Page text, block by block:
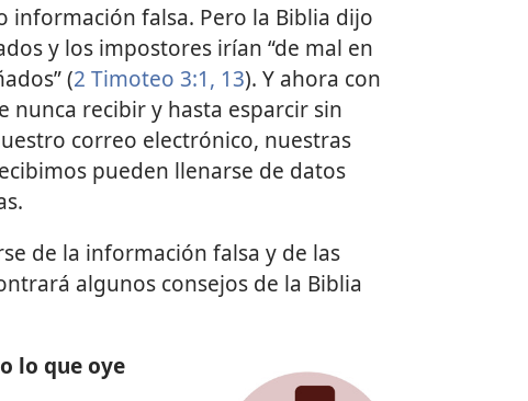
información falsa. Pero la Biblia dijo
y los impostores irían “de mal en
(2 Timoteo 3:1, 13). Y ahora con
nunca recibir y hasta esparcir sin
correo electrónico, nuestras
pueden llenarse de datos
de la información falsa y de las
algunos consejos de la Biblia
lo que oye